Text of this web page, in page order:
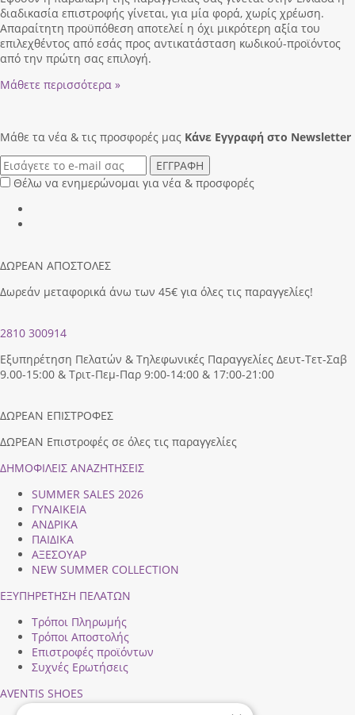
διαδικασία επιστροφής γίνεται, για μία φορά, χωρίς χρέωση.
Απαραίτητη προϋπόθεση αποτελεί η όχι μικρότερη αξία του
επιλεχθέντος από εσάς προς αντικατάσταση κωδικού-προϊόντος
από την πρώτη σας επιλογή.
Μάθετε περισσότερα »
Μάθε τα νέα & τις προσφορές μας Κάνε Eγγραφή στο Newsletter
ΕΓΓΡΑΦΗ
Θέλω να ενημερώνομαι για νέα & προσφορές
ΔΩΡΕΑΝ ΑΠΟΣΤΟΛΕΣ
Δωρεάν μεταφορικά άνω των 45€ για όλες τις παραγγελίες!
2810 300914
Εξυπηρέτηση Πελατών & Τηλεφωνικές Παραγγελίες Δευτ-Τετ-Σαβ
9.00-15:00 & Τριτ-Πεμ-Παρ 9:00-14:00 & 17:00-21:00
ΔΩΡΕΑΝ ΕΠΙΣΤΡΟΦΕΣ
ΔΩΡΕΑΝ Επιστροφές σε όλες τις παραγγελίες
ΔΗΜΟΦΙΛEIΣ ΑΝΑΖΗΤΗΣΕΙΣ
SUMMER SALES 2026
ΓΥΝΑΙΚΕΙΑ
ΑΝΔΡΙΚΑ
ΠΑΙΔΙΚΑ
ΑΞΕΣΟΥΑΡ
NEW SUMMER COLLECTION
ΕΞΥΠΗΡΕΤΗΣΗ ΠΕΛΑΤΩΝ
Τρόποι Πληρωμής
Τρόποι Αποστολής
Επιστροφές προϊόντων
Συχνές Ερωτήσεις
AVENTIS SHOES